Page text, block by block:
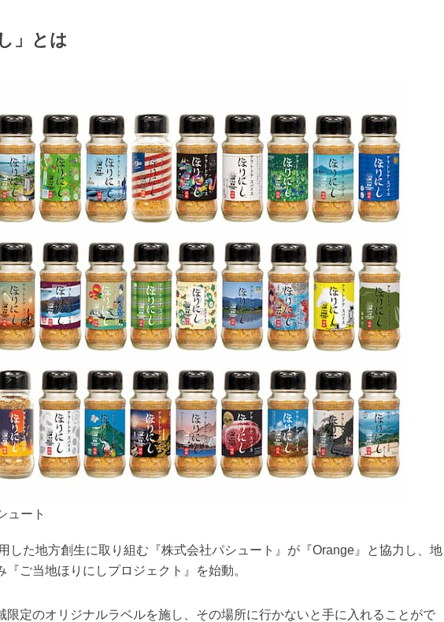
」とは
ュート
した地方創生に取り組む『株式会社パシュート』が『Orange』と協力し、地
ご当地ほりにしプロジェクト』を始動。
限定のオリジナルラベルを施し、その場所に行かないと手に入れることがで